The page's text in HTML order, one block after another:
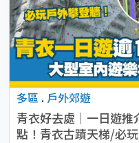
多區 . 戶外郊遊
青衣好去處｜一日遊推
點！青衣古蹟天梯/必